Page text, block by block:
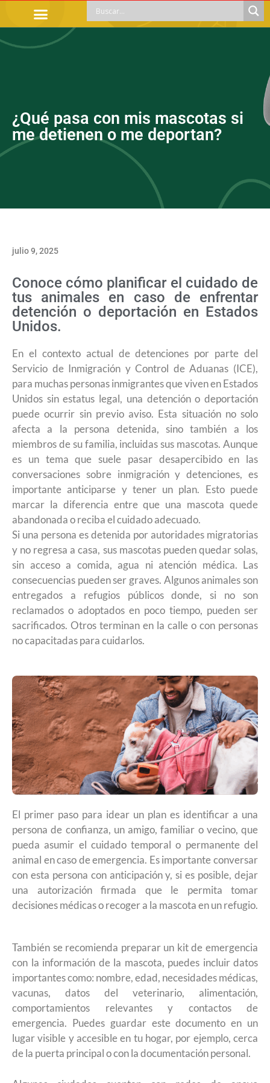
¿Qué pasa con mis mascotas si
me detienen o me deportan?
julio 9, 2025
Conoce cómo planificar el cuidado de
tus animales en caso de enfrentar
detención o deportación en Estados
Unidos.
En el contexto actual de detenciones por parte del
Servicio de Inmigración y Control de Aduanas (ICE),
para muchas personas inmigrantes que viven en Estados
Unidos sin estatus legal, una detención o deportación
puede ocurrir sin previo aviso. Esta situación no solo
afecta a la persona detenida, sino también a los
miembros de su familia, incluidas sus mascotas. Aunque
es un tema que suele pasar desapercibido en las
conversaciones sobre inmigración y detenciones, es
importante anticiparse y tener un plan. Esto puede
marcar la diferencia entre que una mascota quede
abandonada o reciba el cuidado adecuado.
Si una persona es detenida por autoridades migratorias
y no regresa a casa, sus mascotas pueden quedar solas,
sin acceso a comida, agua ni atención médica. Las
consecuencias pueden ser graves. Algunos animales son
entregados a refugios públicos donde, si no son
reclamados o adoptados en poco tiempo, pueden ser
sacrificados. Otros terminan en la calle o con personas
no capacitadas para cuidarlos.
El primer paso para idear un plan es identificar a una
persona de confianza, un amigo, familiar o vecino, que
pueda asumir el cuidado temporal o permanente del
animal en caso de emergencia. Es importante conversar
con esta persona con anticipación y, si es posible, dejar
una autorización firmada que le permita tomar
decisiones médicas o recoger a la mascota en un refugio.
También se recomienda preparar un kit de emergencia
con la información de la mascota, puedes incluir datos
importantes como: nombre, edad, necesidades médicas,
vacunas, datos del veterinario, alimentación,
comportamientos relevantes y contactos de
emergencia. Puedes guardar este documento en un
lugar visible y accesible en tu hogar, por ejemplo, cerca
de la puerta principal o con la documentación personal.